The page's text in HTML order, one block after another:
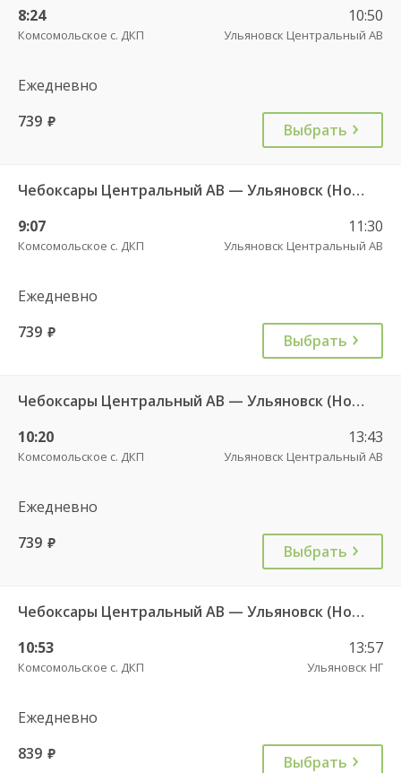
8:24
Комсомольское с. ДКП
10:50
Ульяновск Центральный АВ
Ежедневно
739 руб. Выбрать
Чебоксары Центральный АВ — Ульяновск (Новый город) ч/з Батырево с. ДКП 5843
9:07
Комсомольское с. ДКП
11:30
Ульяновск Центральный АВ
Ежедневно
739 руб. Выбрать
Чебоксары Центральный АВ — Ульяновск (Новый город) ч/з Батырево с. ДКП 5843
10:20
Комсомольское с. ДКП
13:43
Ульяновск Центральный АВ
Ежедневно
739 руб. Выбрать
Чебоксары Центральный АВ — Ульяновск (Новый город) ч/з Батырево с. ДКП 5843.
10:53
Комсомольское с. ДКП
13:57
Ульяновск НГ
Ежедневно
839 руб. Выбрать